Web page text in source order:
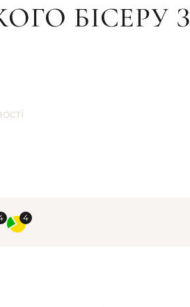
БІСЕРУ З